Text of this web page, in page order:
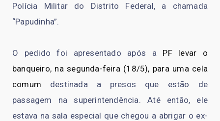
Polícia Militar do Distrito Federal, a chamada
“Papudinha”.
O pedido foi apresentado após a PF levar o
banqueiro, na segunda-feira (18/5), para uma cela
comum destinada a presos que estão de
passagem na superintendência. Até então, ele
estava na sala especial que chegou a abrigar o ex-